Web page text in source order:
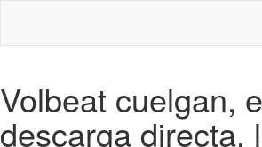
Volbeat cuelgan,
descarga directa,